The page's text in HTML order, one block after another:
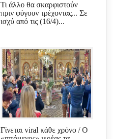
Τι άλλο θα σκαρφιστούν
πριν φύγουν τρέχοντας... Σε
ισχύ από τις (16/4)...
Γίνεται viral κάθε χρόνο / Ο